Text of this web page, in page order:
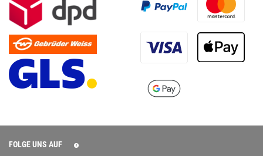
FOLGE UNS AUF